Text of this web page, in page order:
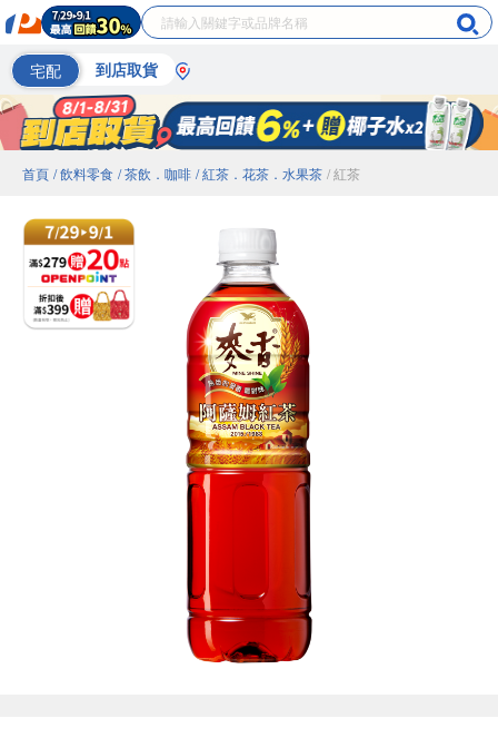
宅配 到店取貨
首頁 / 飲料零食 / 茶飲．咖啡 / 紅茶．花茶．水果茶 / 紅茶